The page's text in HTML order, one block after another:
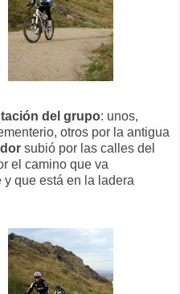
del grupo: unos,
otros por la antigua
subió por las calles del
el camino que va
que está en la ladera